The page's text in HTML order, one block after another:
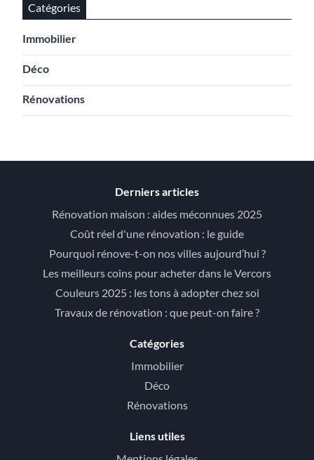
Catégories
Immobilier
Déco
Rénovations
Derniers articles
Rénovation maison : aides méconnues 2025
Coût réel d'une rénovation : le guide
Pourquoi rénove-t-on nos villes aujourd’hui ?
Les meilleurs coins pour acheter dans le Vercors
Couleurs 2025 : les tons à adopter chez soi
Travaux de rénovation : que peut-on faire ?
Catégories
Immobilier
Déco
Rénovations
Liens utiles